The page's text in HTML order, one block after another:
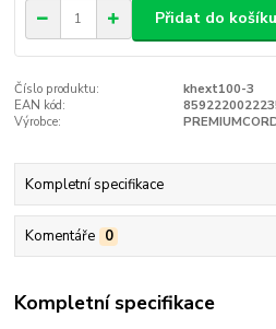
Přidat do košíku
Číslo produktu:
khext100-3
EAN kód:
Výrobce:
Kompletní specifikace
Komentáře 0
Kompletní specifikace